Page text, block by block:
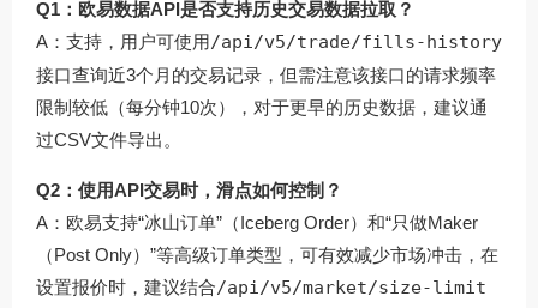
Q1：欧易数据API是否支持历史交易数据拉取？
A：支持，用户可使用/api/v5/trade/fills-history
接口查询近3个月的交易记录，但需注意该接口的请求频率
限制较低（每分钟10次），对于更早的历史数据，建议通
过CSV文件导出。
Q2：使用API交易时，滑点如何控制？
A：欧易支持“冰山订单”（Iceberg Order）和“只做Maker
（Post Only）”等高级订单类型，可有效减少市场冲击，在
设置报价时，建议结合/api/v5/market/size-limit